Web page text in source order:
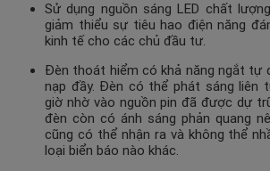
Sử dụng nguồn sáng LED chất
giảm thiểu sự tiêu hao điện năng
kinh tế cho các chủ đầu tư.
Đèn thoát hiểm có khả năng ngắt tự
nạp đầy. Đèn có thể phát sáng liên
giờ nhờ vào nguồn pin đã được dự
đèn còn có ánh sáng phản quang
cũng có thể nhận ra và không thể
loại biển báo nào khác.